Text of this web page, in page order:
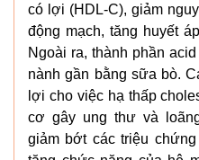
có lợi (HDL-C), giảm
động mạch, tăng huyết
Ngoài ra, thành phần
nành gần bằng sữa bò.
lợi cho việc hạ thấp
cơ gây ung thư và
giảm bớt các triệu